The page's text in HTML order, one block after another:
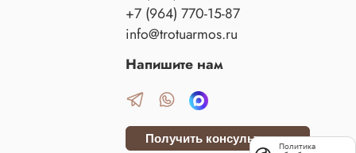
+7 (964) 770-15-87
info@trotuarmos.ru
Напишите нам
Получить консультацию
Политика